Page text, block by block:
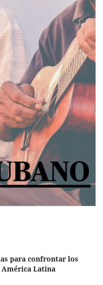
para confrontar los
Latina